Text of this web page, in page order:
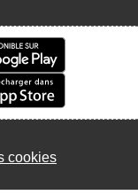
cookies